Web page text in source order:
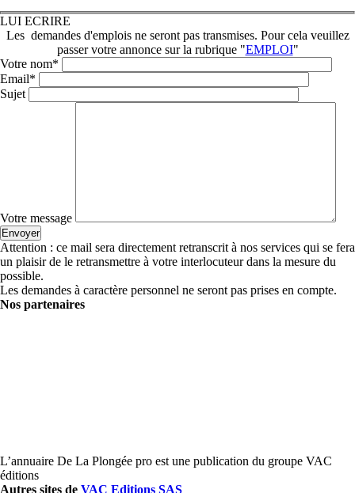
LUI ECRIRE
Les demandes d'emplois ne seront pas transmises. Pour cela veuillez
passer votre annonce sur la rubrique "EMPLOI"
Votre nom*
Email*
Sujet
Votre message
Attention : ce mail sera directement retranscrit à nos services qui se fera
un plaisir de le retransmettre à votre interlocuteur dans la mesure du
possible.
Les demandes à caractère personnel ne seront pas prises en compte.
Nos partenaires
L’annuaire De La Plongée pro est une publication du groupe VAC
éditions
Autres sites de VAC Editions SAS